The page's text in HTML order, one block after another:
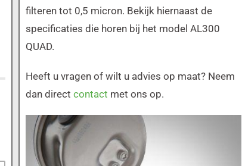
filteren tot 0,5 micron. Bekijk hiernaast de
specificaties die horen bij het model AL300
QUAD.
Heeft u vragen of wilt u advies op maat? Neem
dan direct contact met ons op.